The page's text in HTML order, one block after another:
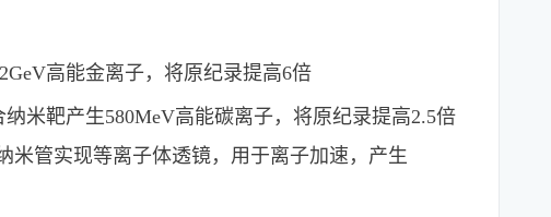
高能金离子，将原纪录提高6倍
纳米靶产生580MeV高能碳离子，将原纪录提高2.5倍
米管实现等离子体透镜，用于离子加速，产生